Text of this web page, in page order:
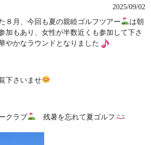
2025/09/02
８月、今回も夏の親睦ゴルフツアー
は朝
加もあり、女性が半数近くも参加して下さ
やかなラウンドとなりました
下さいませ
クラブ 残暑を忘れて夏ゴルフ